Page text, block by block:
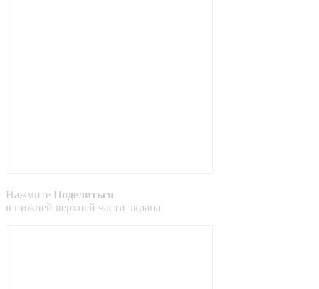
Нажмите Поделиться
в нижней верхней части экрана